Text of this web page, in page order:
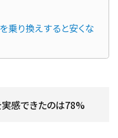
乗り換えすると安くな
実感できたのは78%